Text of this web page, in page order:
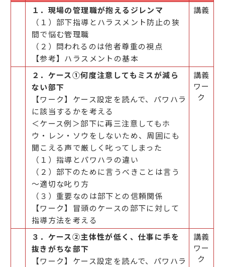
１．現場の管理職が抱えるジレンマ
（１）部下指導とハラスメント防止の狭
間で悩む管理職
（２）問われるのは他者尊重の視点
【参考】ハラスメントの基本
講義
２．ケース①何度注意してもミスが減ら
ない部下
【ワーク】ケース設定を読んで、パワハラ
に該当するかを考える
＜ケース例＞部下に再三注意してもホ
ウ・レン・ソウをしないため、周囲にも
聞こえる声で厳しく叱ってしまった
（１）指導とパワハラの違い
（２）部下のために言うべきことは言う
～適切な叱り方
（３）重要なのは部下との信頼関係
【ワーク】冒頭のケースの部下に対して
指導方法を考える
講義
ワー
ク
３．ケース②主体性が低く、仕事に手を
抜きがちな部下
【ワーク】ケース設定を読んで、パワハラ
講義
ワー
ク